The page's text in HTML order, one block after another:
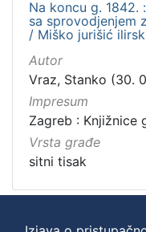
Na koncu g. 1842.
sa sprovodjenjem
/ Miško jurišić
Autor
Vraz, Stanko (30.
Impresum
Zagreb : Knjižnice
Vrsta građe
sitni tisak